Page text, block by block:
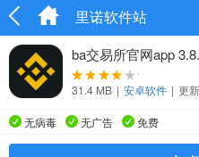
里诺软件站
ba交易所官网app
31.4 MB | 安卓软件 | 更
无病毒 无广告 免费